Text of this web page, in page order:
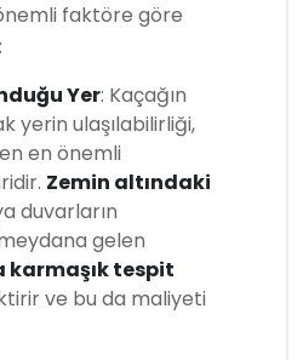
faktöre göre
Yer: Kaçağın
yerin ulaşılabilirliği,
en önemli
Zemin altındaki
duvarların
gelen
karmaşık tespit
ve bu da maliyeti